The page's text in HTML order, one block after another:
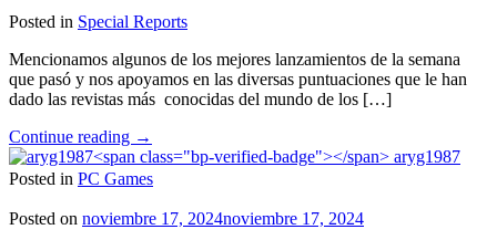
Posted in Special Reports
Mencionamos algunos de los mejores lanzamientos de la semana
que pasó y nos apoyamos en las diversas puntuaciones que le han
dado las revistas más conocidas del mundo de los […]
Continue reading "Los
mejores
lanzamientos
la
→
aryg1987
Posted in PC Games
Posted on noviembre 17, 2024noviembre 17, 2024